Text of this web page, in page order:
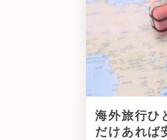
海外旅行ひ
だけあれば